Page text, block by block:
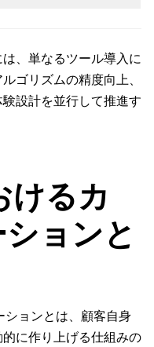
、単なるツール導入に
ゴリズムの精度向上、
設計を並行して推進す
けるカ
ョンと
ションとは、顧客自身
に作り上げる仕組みの